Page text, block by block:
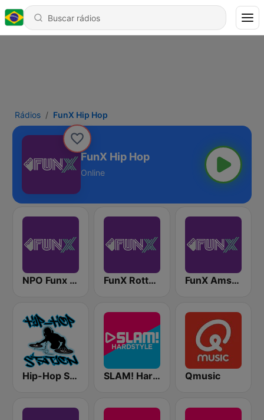
Rádios FunX Hip Hop
FunX Hip Hop
Online
NPO Funx NL FunX Rotterdam FunX Amsterdam
Hip-Hop Station SLAM! Hardstyle Qmusic